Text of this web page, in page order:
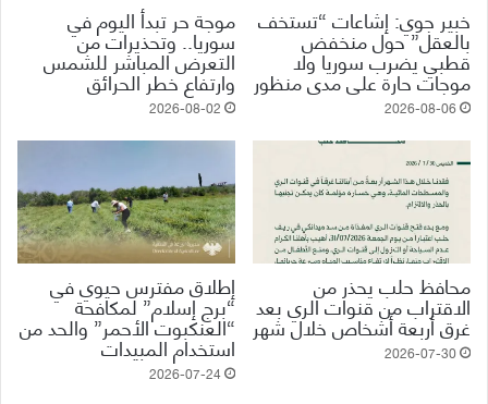
خبير جوي: إشاعات “تستخف
بالعقل” حول منخفض
قطبي يضرب سوريا ولا
موجات حارة على مدى منظور
2026-08-06
موجة حر تبدأ اليوم في
سوريا.. وتحذيرات من
التعرض المباشر للشمس
وارتفاع خطر الحرائق
2026-08-02
محافظ حلب يحذر من
الاقتراب من قنوات الري بعد
غرق أربعة أشخاص خلال شهر
2026-07-30
إطلاق مفترس حيوي في
“برج إسلام” لمكافحة
“العنكبوت الأحمر” والحد من
استخدام المبيدات
2026-07-24